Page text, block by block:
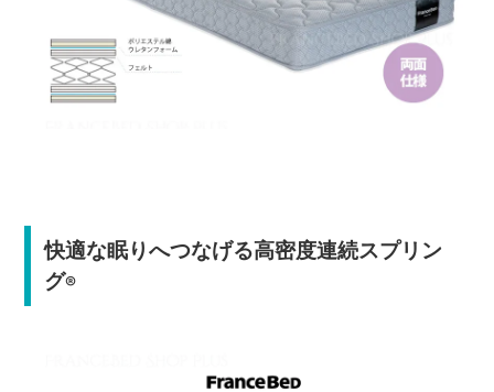
快適な眠りへつなげる高密度連続スプリン
グ®